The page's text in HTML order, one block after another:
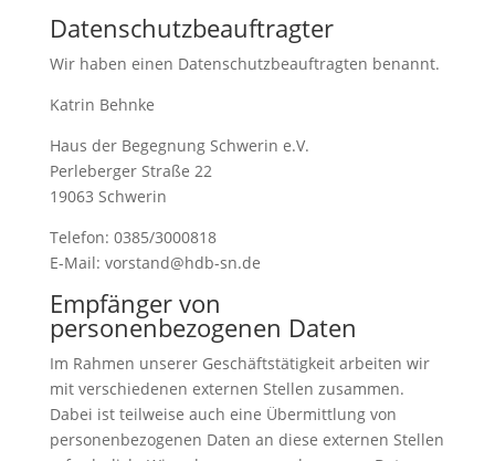
Datenschutz­beauftragter
Wir haben einen Datenschutzbeauftragten benannt.
Katrin Behnke
Haus der Begegnung Schwerin e.V.
Perleberger Straße 22
19063 Schwerin
Telefon: 0385/3000818
E-Mail: vorstand@hdb-sn.de
Empfänger von
personenbezogenen Daten
Im Rahmen unserer Geschäftstätigkeit arbeiten wir
mit verschiedenen externen Stellen zusammen.
Dabei ist teilweise auch eine Übermittlung von
personenbezogenen Daten an diese externen Stellen